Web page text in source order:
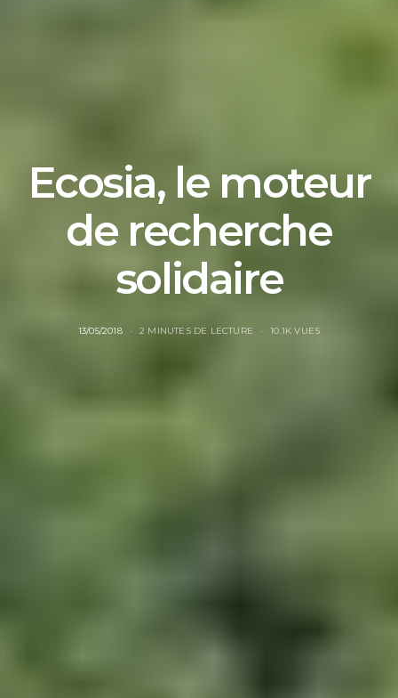
Ecosia, le moteur
de recherche
solidaire
13/05/2018 2 MINUTES DE LECTURE 10.1K VUES